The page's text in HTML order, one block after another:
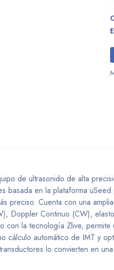
de ultrasonido de alta
basada en la plataforma
preciso. Cuenta con una
Doppler Continuo (CW),
la tecnología Zlive, permite
cálculo automático de IMT y
lo convierten en